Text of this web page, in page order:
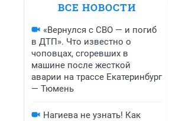
ВСЕ НОВОСТИ
«Вернулся с СВО — и погиб
в ДТП». Что известно о
чоповцах, сгоревших в
машине после жесткой
аварии на трассе Екатеринбург
— Тюмень
Нагиева не узнать! Как